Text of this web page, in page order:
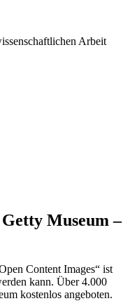
Arbeit
Museum –
Content Images“ ist
kann. Über 4.000
kostenlos angeboten.